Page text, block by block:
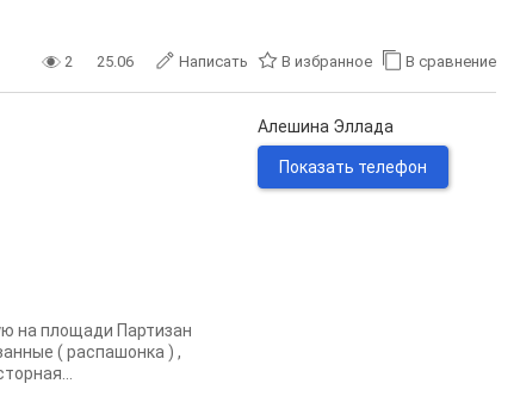
2 25.06 Написать В избранное В сравнение
на площади Партизан
( распашонка ) ,
Алешина Эллада
Показать телефон